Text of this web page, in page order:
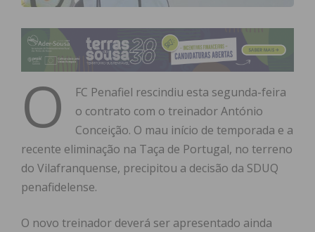
O
FC Penafiel rescindiu esta segunda-feira
o contrato com o treinador António
Conceição. O mau início de temporada e a
recente eliminação na Taça de Portugal, no terreno
do Vilafranquense, precipitou a decisão da SDUQ
penafidelense.
O novo treinador deverá ser apresentado ainda